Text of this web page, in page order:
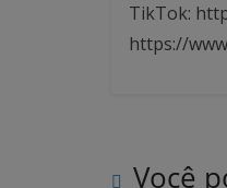
TikTok:
https://
Você